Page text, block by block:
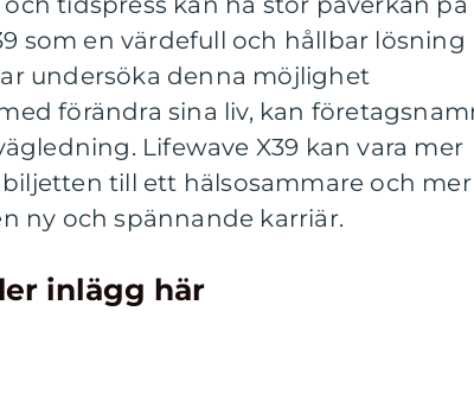
som en värdefull och hållbar lösning
undersöka denna möjlighet
förändra sina liv, kan
Lifewave X39 kan vara mer
till ett hälsosammare och mer
ny och spännande karriär.
inlägg här